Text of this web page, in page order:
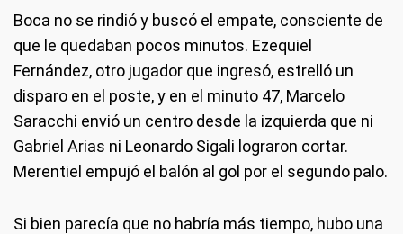
Boca no se rindió y buscó el empate, consciente de
que le quedaban pocos minutos. Ezequiel
Fernández, otro jugador que ingresó, estrelló un
disparo en el poste, y en el minuto 47, Marcelo
Saracchi envió un centro desde la izquierda que ni
Gabriel Arias ni Leonardo Sigali lograron cortar.
Merentiel empujó el balón al gol por el segundo palo.
Si bien parecía que no habría más tiempo, hubo una